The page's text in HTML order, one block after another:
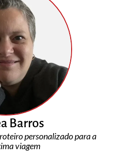
Barros
personalizado para a
viagem